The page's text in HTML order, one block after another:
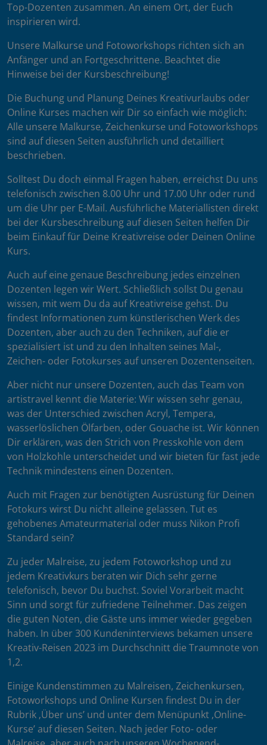
Top-Dozenten zusammen. An einem Ort, der Euch
inspirieren wird.
Unsere Malkurse und Fotoworkshops richten sich an
Anfänger und an Fortgeschrittene. Beachtet die
Hinweise bei der Kursbeschreibung!
Die Buchung und Planung Deines Kreativurlaubs oder
Online Kurses machen wir Dir so einfach wie möglich:
Alle unsere Malkurse, Zeichenkurse und Fotoworkshops
sind auf diesen Seiten ausführlich und detailliert
beschrieben.
Solltest Du doch einmal Fragen haben, erreichst Du uns
telefonisch zwischen 8.00 Uhr und 17.00 Uhr oder rund
um die Uhr per E-Mail. Ausführliche Materiallisten direkt
bei der Kursbeschreibung auf diesen Seiten helfen Dir
beim Einkauf für Deine Kreativreise oder Deinen Online
Kurs.
Auch auf eine genaue Beschreibung jedes einzelnen
Dozenten legen wir Wert. Schließlich sollst Du genau
wissen, mit wem Du da auf Kreativreise gehst. Du
findest Informationen zum künstlerischen Werk des
Dozenten, aber auch zu den Techniken, auf die er
spezialisiert ist und zu den Inhalten seines Mal-,
Zeichen- oder Fotokurses auf unseren Dozentenseiten.
Aber nicht nur unsere Dozenten, auch das Team von
artistravel kennt die Materie: Wir wissen sehr genau,
was der Unterschied zwischen Acryl, Tempera,
wasserlöslichen Ölfarben, oder Gouache ist. Wir können
Dir erklären, was den Strich von Presskohle von dem
von Holzkohle unterscheidet und wir bieten für fast jede
Technik mindestens einen Dozenten.
Auch mit Fragen zur benötigten Ausrüstung für Deinen
Fotokurs wirst Du nicht alleine gelassen. Tut es
gehobenes Amateurmaterial oder muss Nikon Profi
Standard sein?
Zu jeder Malreise, zu jedem Fotoworkshop und zu
jedem Kreativkurs beraten wir Dich sehr gerne
telefonisch, bevor Du buchst. Soviel Vorarbeit macht
Sinn und sorgt für zufriedene Teilnehmer. Das zeigen
die guten Noten, die Gäste uns immer wieder gegeben
haben. In über 300 Kundeninterviews bekamen unsere
Kreativ-Reisen 2023 im Durchschnitt die Traumnote von
1,2.
Einige Kundenstimmen zu Malreisen, Zeichenkursen,
Fotoworkshops und Online Kursen findest Du in der
Rubrik ‚Über uns’ und unter dem Menüpunkt ‚Online-
Kurse’ auf diesen Seiten. Nach jeder Foto- oder